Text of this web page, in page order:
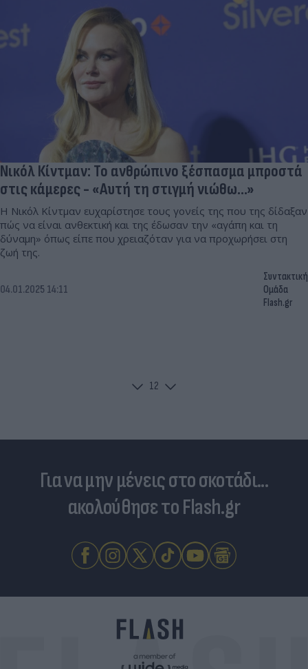
Νικόλ Κίντμαν: Το ανθρώπινο ξέσπασμα μπροστά
στις κάμερες - «Αυτή τη στιγμή νιώθω...»
Η Νικόλ Κίντμαν ευχαρίστησε τους γονείς της που της δίδαξαν
πώς να είναι ανθεκτική και της έδωσαν την «αγάπη και τη
δύναμη» όπως είπε που χρειαζόταν για να προχωρήσει στη
ζωή της.
04.01.2025 14:11
Συντακτική
Ομάδα
Flash.gr
12
Για να μην μένεις στο σκοτάδι...
ακολούθησε το Flash.gr